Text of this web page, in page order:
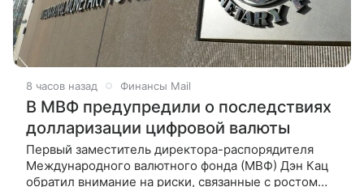
8 часов назад Финансы Mail
В МВФ предупредили о последствиях
долларизации цифровой валюты
Первый заместитель директора-распорядителя
Международного валютного фонда (МВФ) Дэн Кац
обратил внимание на риски, связанные с ростом